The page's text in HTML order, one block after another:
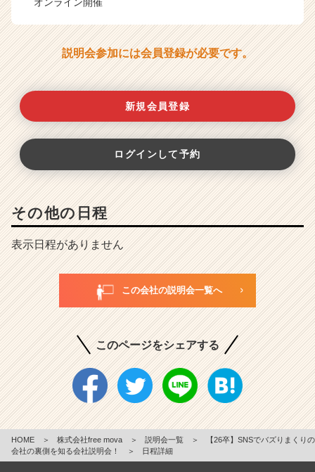
説明会参加には会員登録が必要です。
新規会員登録
ログインして予約
その他の日程
表示日程がありません
この会社の説明会一覧へ
このページをシェアする
HOME ＞ 株式会社free mova ＞ 説明会一覧 ＞
【26卒】SNSでバズりまくりの
会社の裏側を知る会社説明会！
＞ 日程詳細